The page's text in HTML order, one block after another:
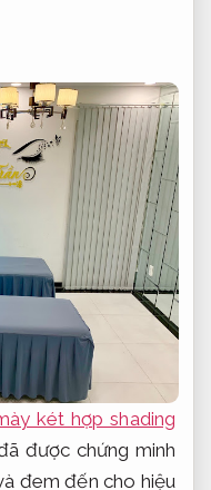
két hợp shading
được chứng minh
đem đến cho hiệu